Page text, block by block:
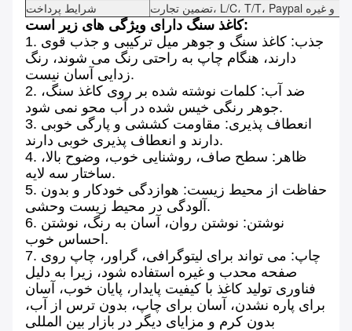
شرایط پرداخت
تضمین تجارت، L/C، T/T، Paypal و غیره
کاغذ سنگ دارای ویژگی های زیر است:
1. جذب: کاغذ سنگ و جوهر میل ترکیبی و جذب قوی
دارند، هنگام چاپ به راحتی رنگ می شوند، رنگ
زدایی آسان نیست.
2. ضد آب: کلمات نوشته شده بر روی کاغذ سنگ،
جوهر رنگی خیس شده در آب محو نمی شود.
3. انعطاف پذیری: مقاومت کششی و پارگی خوبی
دارند و انعطاف پذیری خوبی دارند.
4. ظاهر: سطح صاف، روشنایی خوب، وضوح بالا،
ساختار سه لایه.
5. حفاظت از محیط زیست: هوازدگی خودکار و بدون
آلودگی در محیط زیست وحشی.
6. نوشتن: نوشتن روان، آسان به رنگ، نوشتن
احساس خوب.
7. چاپ: می تواند برای لیتوگرافی، گراور، چاپ روی
صفحه محدب و غیره استفاده شود، زیرا به دلیل
فناوری تولید کاغذ با کیفیت پایدار، پایان خوب، آسان
برای پاره نشدن، آسان برای چاپ، بدون ترس از آب،
بدون کرم و مزایای دیگر در بازار بین المللی